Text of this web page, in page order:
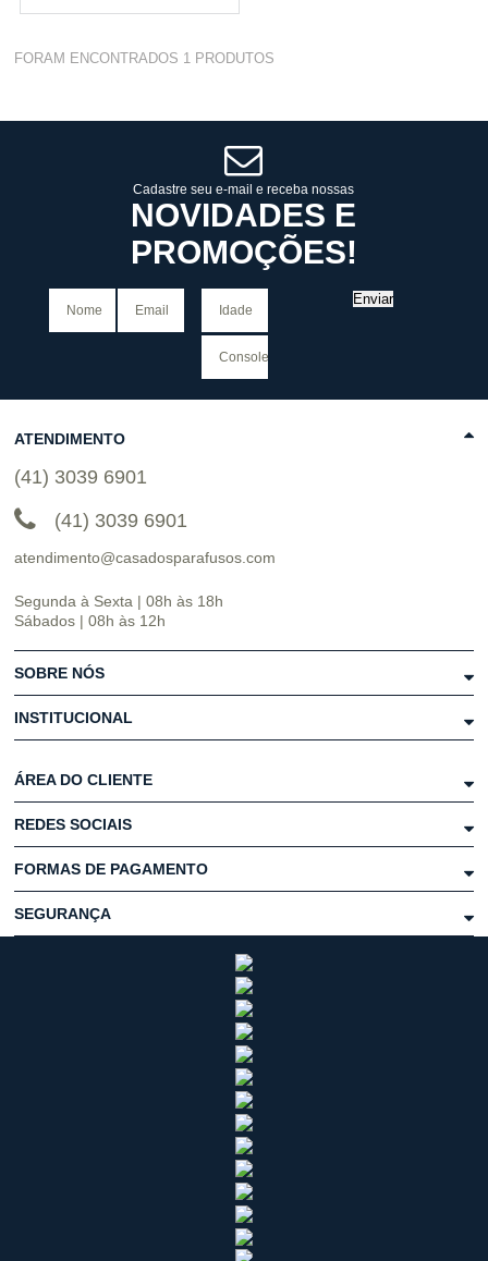
Varejo: R$ 4.050,70
10 x de R$ 255,09
FORAM ENCONTRADOS 1 PRODUTOS
Cadastre seu e-mail e receba nossas
NOVIDADES E
PROMOÇÕES!
Enviar
ATENDIMENTO
(41) 3039 6901
(41) 3039 6901
atendimento@casadosparafusos.com
Segunda à Sexta | 08h às 18h
Sábados | 08h às 12h
SOBRE NÓS
INSTITUCIONAL
ÁREA DO CLIENTE
REDES SOCIAIS
FORMAS DE PAGAMENTO
SEGURANÇA